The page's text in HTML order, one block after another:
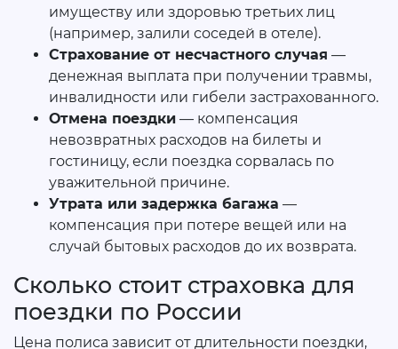
имуществу или здоровью третьих лиц
(например, залили соседей в отеле).
Страхование от несчастного случая —
денежная выплата при получении травмы,
инвалидности или гибели застрахованного.
Отмена поездки — компенсация
невозвратных расходов на билеты и
гостиницу, если поездка сорвалась по
уважительной причине.
Утрата или задержка багажа —
компенсация при потере вещей или на
случай бытовых расходов до их возврата.
Сколько стоит страховка для
поездки по России
Цена полиса зависит от длительности поездки,